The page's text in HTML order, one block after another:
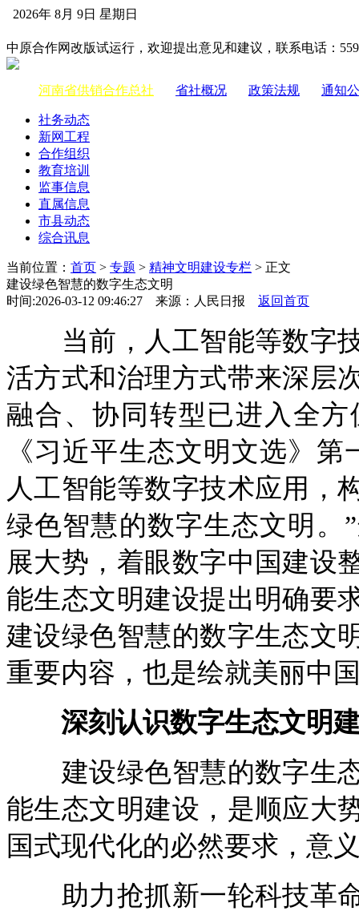
2026年 8月 9日 星期日
中原合作网改版试运行，欢迎提出意见和建议，联系电话：
河南省供销合作总社 省社概况 政策法规 通知
社务动态
新网工程
合作组织
教育培训
监事信息
直属信息
市县动态
综合讯息
当前位置： 首页 > 专题 > 精神文明建设专栏 > 正文
建设绿色智慧的数字生态文明
时间:2026-03-12 09:46:27 来源：人民日报 返回首页
当前，人工智能等数字
活方式和治理方式带来深层
融合、协同转型已进入全
《习近平生态文明文选》
人工智能等数字技术应用，
绿色智慧的数字生态文明。
展大势，着眼数字中国建设
能生态文明建设提出明确要
建设绿色智慧的数字生态文
重要内容，也是绘就美丽中
深刻认识数字生态文明建
建设绿色智慧的数字生态
能生态文明建设，是顺应大
国式现代化的必然要求，意
助力抢抓新一轮科技革命